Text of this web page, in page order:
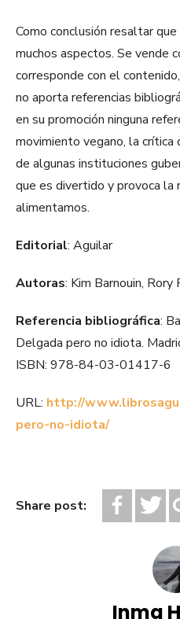
Como conclusión resaltar
muchos aspectos. Se vende
corresponde con el
no aporta referencias
en su promoción ninguna
movimiento vegano, la crítica
de algunas instituciones
que es divertido y provoca la
alimentamos.
Editorial: Aguilar
Autoras: Kim Barnouin, Rory
Referencia bibliográfica:
Delgada pero no idiota.
ISBN: 978-84-03-01417-6
URL: http://
pero-no-idiota/
Share post:
Inma